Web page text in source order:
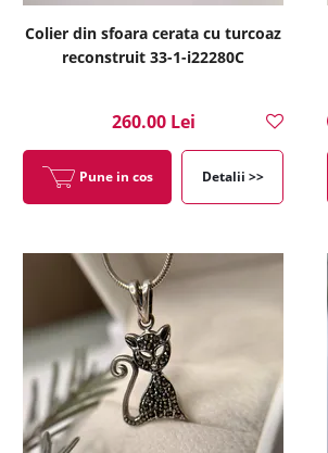
Colier din sfoara cerata cu turcoaz
reconstruit 33-1-i22280C
260.00 Lei
Pune in cos Detalii >>